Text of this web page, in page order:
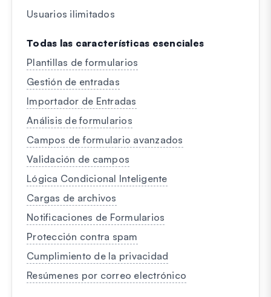
Usuarios ilimitados
Todas las características esenciales
Plantillas de formularios
Gestión de entradas
Importador de Entradas
Análisis de formularios
Campos de formulario avanzados
Validación de campos
Lógica Condicional Inteligente
Cargas de archivos
Notificaciones de Formularios
Protección contra spam
Cumplimiento de la privacidad
Resúmenes por correo electrónico